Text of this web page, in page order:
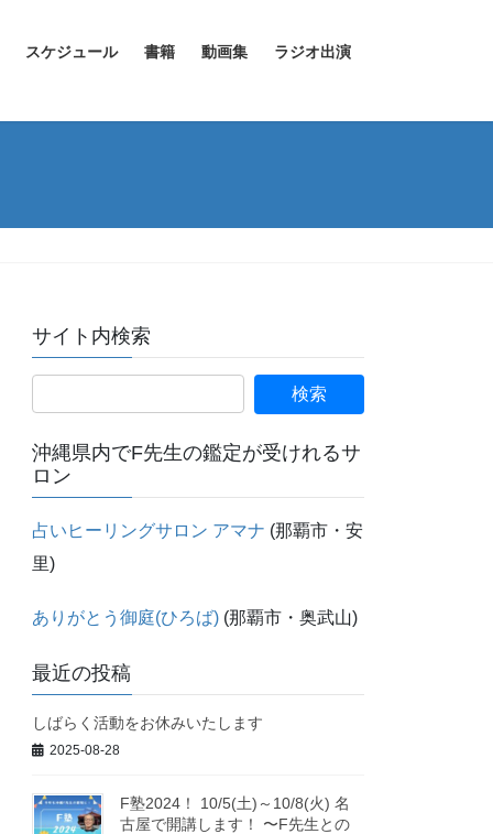
スケジュール 書籍 動画集 ラジオ出演
サイト内検索
沖縄県内でF先生の鑑定が受けれるサ
ロン
占いヒーリングサロン アマナ (那覇市・安
里)
ありがとう御庭(ひろば) (那覇市・奥武山)
最近の投稿
しばらく活動をお休みいたします
2025-08-28
F塾2024！ 10/5(土)～10/8(火) 名
古屋で開講します！ 〜F先生との